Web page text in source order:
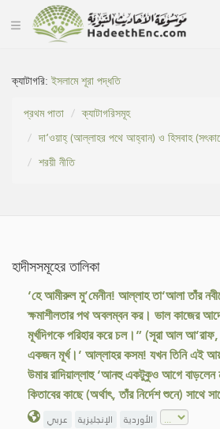
ক্যাটাগরি:ইসলামে শূরা পদ্ধতি
প্রথম পাতা
ক্যাটাগরিসমূহ
দা‘ওয়াহ্ (আল্লাহর পথে আহ্বান) ও হিসবাহ
শরয়ী নীতি
হাদীসসমূহের তালিকা
‘হে আমীরুল মু’মেনীন! আল্লাহ তা‘আলা তাঁর
ক্ষমাশীলতার পথ অবলম্বন কর। ভাল কাজের
মূর্খদিগকে পরিহার করে চল।” (সূরা আল
একজন মূর্খ।’ আল্লাহর কসম! যখন তিনি এই
উমার রাদিয়াল্লাহু ‘আনহু একটুকুও আগে
কিতাবের কাছে (অর্থাৎ, তাঁর নির্দেশ শুনে) সাথে
عربي الإنجليزية الأوردية